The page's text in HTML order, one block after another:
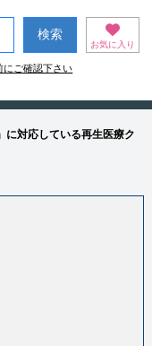
お気に入り
にご確認下さい
に対応している再生医療ク